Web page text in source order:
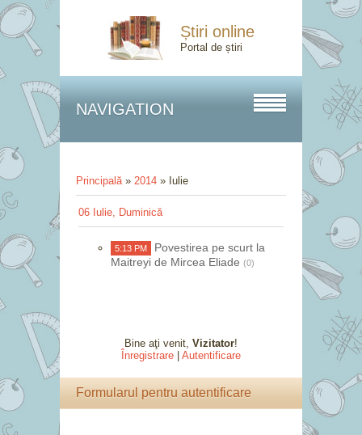
Știri online
Portal de știri
NAVIGATION
Principală» 2014 » Iulie
06 Iulie, Duminică
5:13 PM
Povestirea pe scurt la
Maitreyi de Mircea Eliade (0)
Bine aţi venit, Vizitator!
Înregistrare
Autentificare
Formularul pentru autentificare